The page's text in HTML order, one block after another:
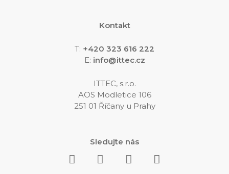
Kontakt
T: +420 323 616 222
E: info@ittec.cz
ITTEC, s.r.o.
AOS Modletice 106
251 01 Říčany u Prahy
Sledujte nás